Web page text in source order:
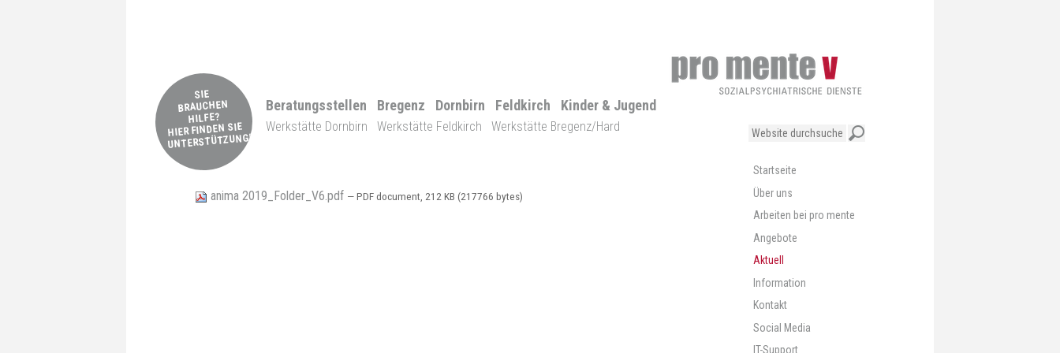
SIE
BRAUCHEN
HILFE?
HIER FINDEN SIE
UNTERSTÜTZUNG!
Beratungsstellen Bregenz Dornbirn Feldkirch Kinder & Jugend
Werkstätte Dornbirn Werkstätte Feldkirch Werkstätte Bregenz/Hard
Website
anima 2019_Folder_V6.pdf — PDF document, 212 KB (217766 bytes)
Navigation
Startseite
Über uns
Arbeiten bei pro mente
Angebote
Aktuell
Information
Kontakt
Social Media
IT-Support